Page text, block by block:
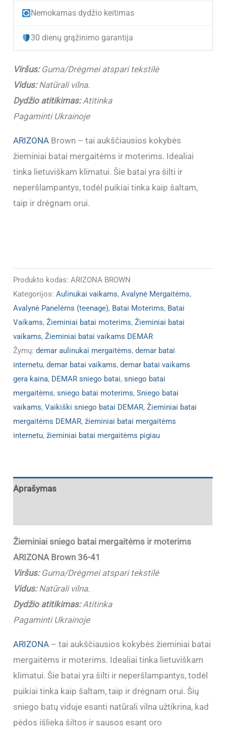
mergaitėms
moterims
41)
Nemokamas dydžio keitimas
30 dienų grąžinimo garantija
Viršus:Guma/Drėgmei atspari tekstilė
Vidus:Natūrali vilna.
Dydžio atitikimas:Atitinka
Pagaminti Ukrainoje
ARIZONA Brown – tai aukščiausios kokybės
žieminiai batai mergaitėms ir moterims. Idealiai
tinka lietuviškam klimatui. Šie batai yra šilti ir
neperšlampantys, todėl puikiai tinka kaip šaltam,
taip ir drėgnam orui.
Produkto kodas:ARIZONA BROWN
Kategorijos:Aulinukai vaikams,Avalynė Mergaitėms,
Avalynė Panelėms (teenage), Batai Moterims, Batai
Vaikams,Žieminiai batai moterims,Žieminiai batai
vaikams,Žieminiai batai vaikams DEMAR
Žymų:demar aulinukai mergaitėms,demar batai
internetu,demar batai vaikams,demar batai vaikams
gera kaina, DEMAR sniego batai,sniego batai
mergaitėms,sniego batai moterims,Sniego batai
vaikams,Vaikiški sniego batai DEMAR,Žieminiai batai
mergaitėms DEMAR,žieminiai batai mergaitėms
internetu,žieminiai batai mergaitėms pigiau
Aprašymas
Žieminiai sniego batai mergaitėms ir moterims
ARIZONA Brown 36-41
Viršus:Guma/Drėgmei atspari tekstilė
Vidus:Natūrali vilna.
Dydžio atitikimas:Atitinka
Pagaminti Ukrainoje
ARIZONA – tai aukščiausios kokybės žieminiai batai
mergaitėms ir moterims. Idealiai tinka lietuviškam
klimatui. Šie batai yra šilti ir neperšlampantys, todėl
puikiai tinka kaip šaltam, taip ir drėgnam orui. Šių
sniego batų viduje esanti natūrali vilna užtikrina, kad
pėdos išlieka šiltos ir sausos esant oro